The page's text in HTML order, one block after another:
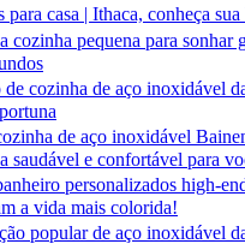
casa | Ithaca, conheça sua
cozinha pequena para sonhar
cozinha de aço inoxidável
de aço inoxidável
saudável e confortável para
personalizados high-
a vida mais colorida!
popular de aço inoxidável